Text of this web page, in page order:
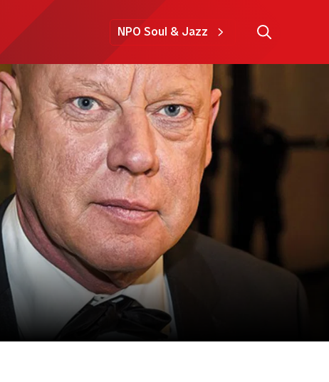
NPO Soul & Jazz